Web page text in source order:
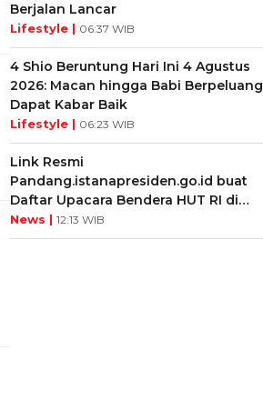
Berjalan Lancar
Lifestyle | 06:37 WIB
4 Shio Beruntung Hari Ini 4 Agustus
2026: Macan hingga Babi Berpeluang
Dapat Kabar Baik
Lifestyle | 06:23 WIB
Link Resmi
Pandang.istanapresiden.go.id buat
Daftar Upacara Bendera HUT RI di
Istana Negara
News | 12:13 WIB